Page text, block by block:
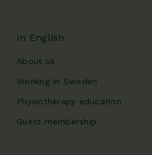
In English
About us
Working in Sweden
Physiotherapy education
Guest membership